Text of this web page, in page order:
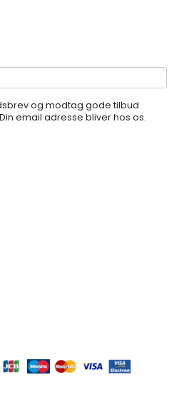
og modtag gode tilbud
email adresse bliver hos os.